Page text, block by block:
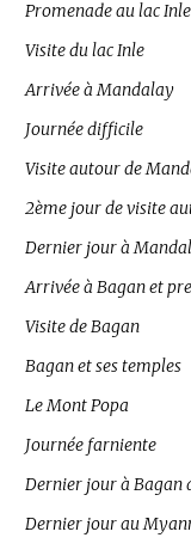
Promenade au lac Inle
Visite du lac Inle
Arrivée à Mandalay
Journée difficile
Visite autour de
2ème jour de visite
Dernier jour à
Arrivée à Bagan et
Visite de Bagan
Bagan et ses temples
Le Mont Popa
Journée farniente
Dernier jour à Bagan
Dernier jour au